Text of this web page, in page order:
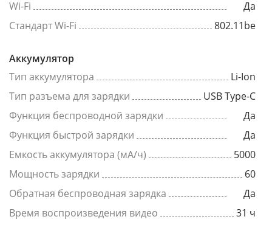
Wi-Fi
Да
Стандарт Wi-Fi
802.11be
Аккумулятор
Тип аккумулятора
Li-Ion
Тип разъема для зарядки
USB Type-C
Функция беспроводной зарядки
Да
Функция быстрой зарядки
Да
Емкость аккумулятора (мА/ч)
5000
Мощность зарядки
60
Обратная беспроводная зарядка
Да
Время воспроизведения видео
31 ч